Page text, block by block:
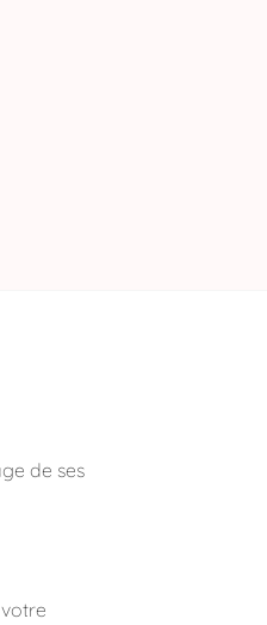
de ses